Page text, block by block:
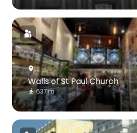
Walls of St Paul Church
637 m